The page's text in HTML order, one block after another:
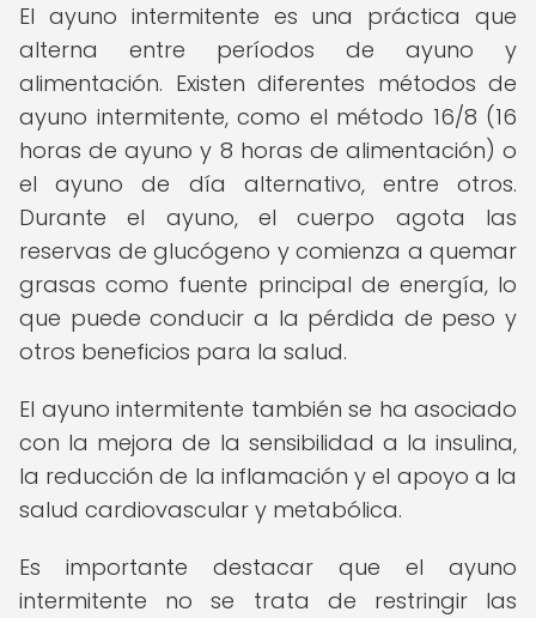
El ayuno intermitente es una práctica que
alterna entre períodos de ayuno y
alimentación. Existen diferentes métodos de
ayuno intermitente, como el método 16/8 (16
horas de ayuno y 8 horas de alimentación) o
el ayuno de día alternativo, entre otros.
Durante el ayuno, el cuerpo agota las
reservas de glucógeno y comienza a quemar
grasas como fuente principal de energía, lo
que puede conducir a la pérdida de peso y
otros beneficios para la salud.
El ayuno intermitente también se ha asociado
con la mejora de la sensibilidad a la insulina,
la reducción de la inflamación y el apoyo a la
salud cardiovascular y metabólica.
Es importante destacar que el ayuno
intermitente no se trata de restringir las